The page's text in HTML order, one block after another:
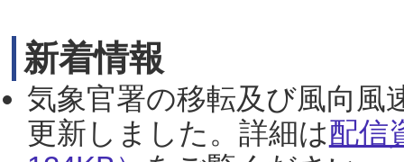
新着情報
気象官署の移転及び風向風
更新しました。詳細は配信